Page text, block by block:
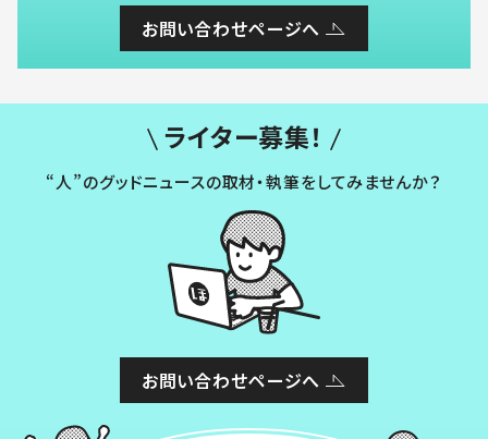
お問い合わせページへ
ライター募集！
“人”のグッドニュースの取材・執筆をしてみませんか？
お問い合わせページへ